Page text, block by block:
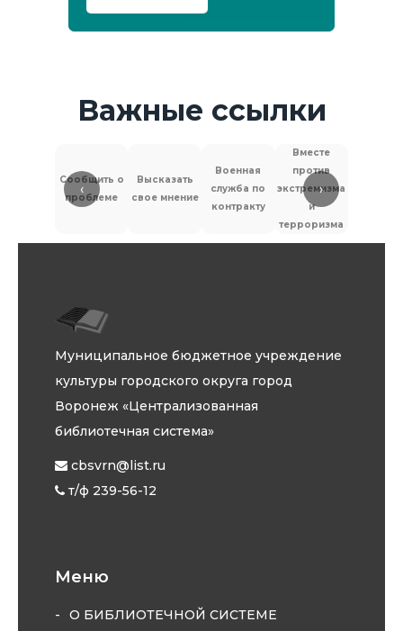
Важные ссылки
‹
Сообщить о
проблеме
Высказать
свое мнение
Военная
служба по
контракту
Вместе
против
экстремизма
и
терроризма
›
Муниципальное бюджетное учреждение
культуры городского округа город
Воронеж «Централизованная
библиотечная система»
cbsvrn@list.ru
т/ф 239-56-12
Меню
О БИБЛИОТЕЧНОЙ СИСТЕМЕ